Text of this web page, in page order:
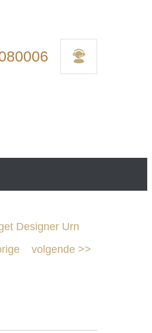
Designer Urn
volgende >>